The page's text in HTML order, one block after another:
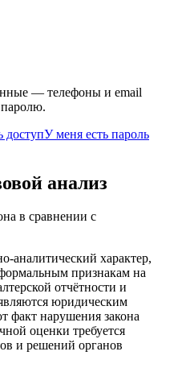
— телефоны и email
доступУ меня есть пароль
анализ
в сравнении с
аналитический характер,
признакам на
отчётности и
юридическим
факт нарушения закона
оценки требуется
и решений органов